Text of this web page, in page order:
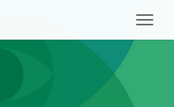
Toggle